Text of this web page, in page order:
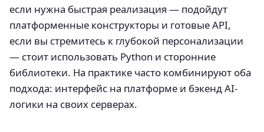
если нужна быстрая реализация — подойдут
платформенные конструкторы и готовые API,
если вы стремитесь к глубокой персонализации
— стоит использовать Python и сторонние
библиотеки. На практике часто комбинируют оба
подхода: интерфейс на платформе и бэкенд AI-
логики на своих серверах.